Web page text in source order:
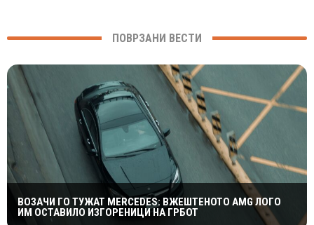
ПОВРЗАНИ ВЕСТИ
ВОЗАЧИ ГО ТУЖАТ MERCEDES: ВЖЕШТЕНОТО AMG ЛОГО
ИМ ОСТАВИЛО ИЗГОРЕНИЦИ НА ГРБОТ